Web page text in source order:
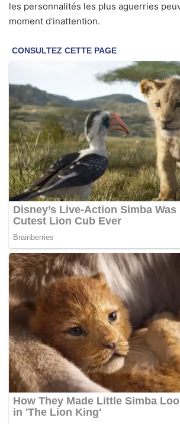
les personnalités les plus aguerries
moment d’inattention.